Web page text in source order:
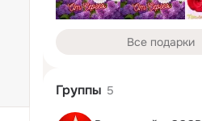
Все подарки
Группы 5